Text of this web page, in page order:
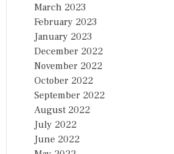
March 2023
February 2023
January 2023
December 2022
November 2022
October 2022
September 2022
August 2022
July 2022
June 2022